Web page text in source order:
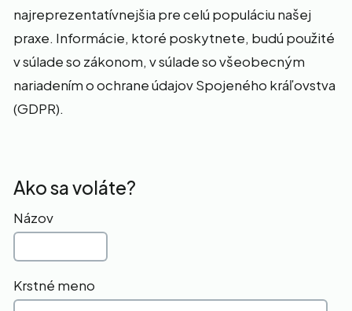
najreprezentatívnejšia pre celú populáciu našej
praxe. Informácie, ktoré poskytnete, budú použité
v súlade so zákonom, v súlade so všeobecným
nariadením o ochrane údajov Spojeného kráľovstva
(GDPR).
Ako sa voláte?
Názov
Krstné meno